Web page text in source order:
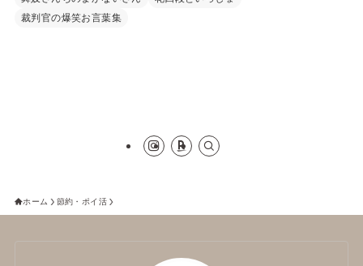
裁判官の爆笑お言葉集
ホーム 節約・ポイ活